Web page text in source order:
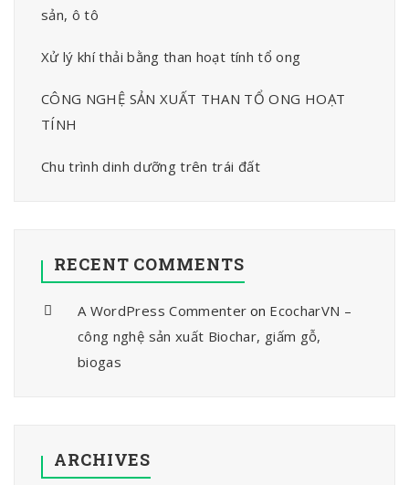
sản, ô tô
Xử lý khí thải bằng than hoạt tính tổ ong
CÔNG NGHỆ SẢN XUẤT THAN TỔ ONG HOẠT
TÍNH
Chu trình dinh dưỡng trên trái đất
RECENT COMMENTS
A WordPress Commenter on EcocharVN –
công nghệ sản xuất Biochar, giấm gỗ,
biogas
ARCHIVES